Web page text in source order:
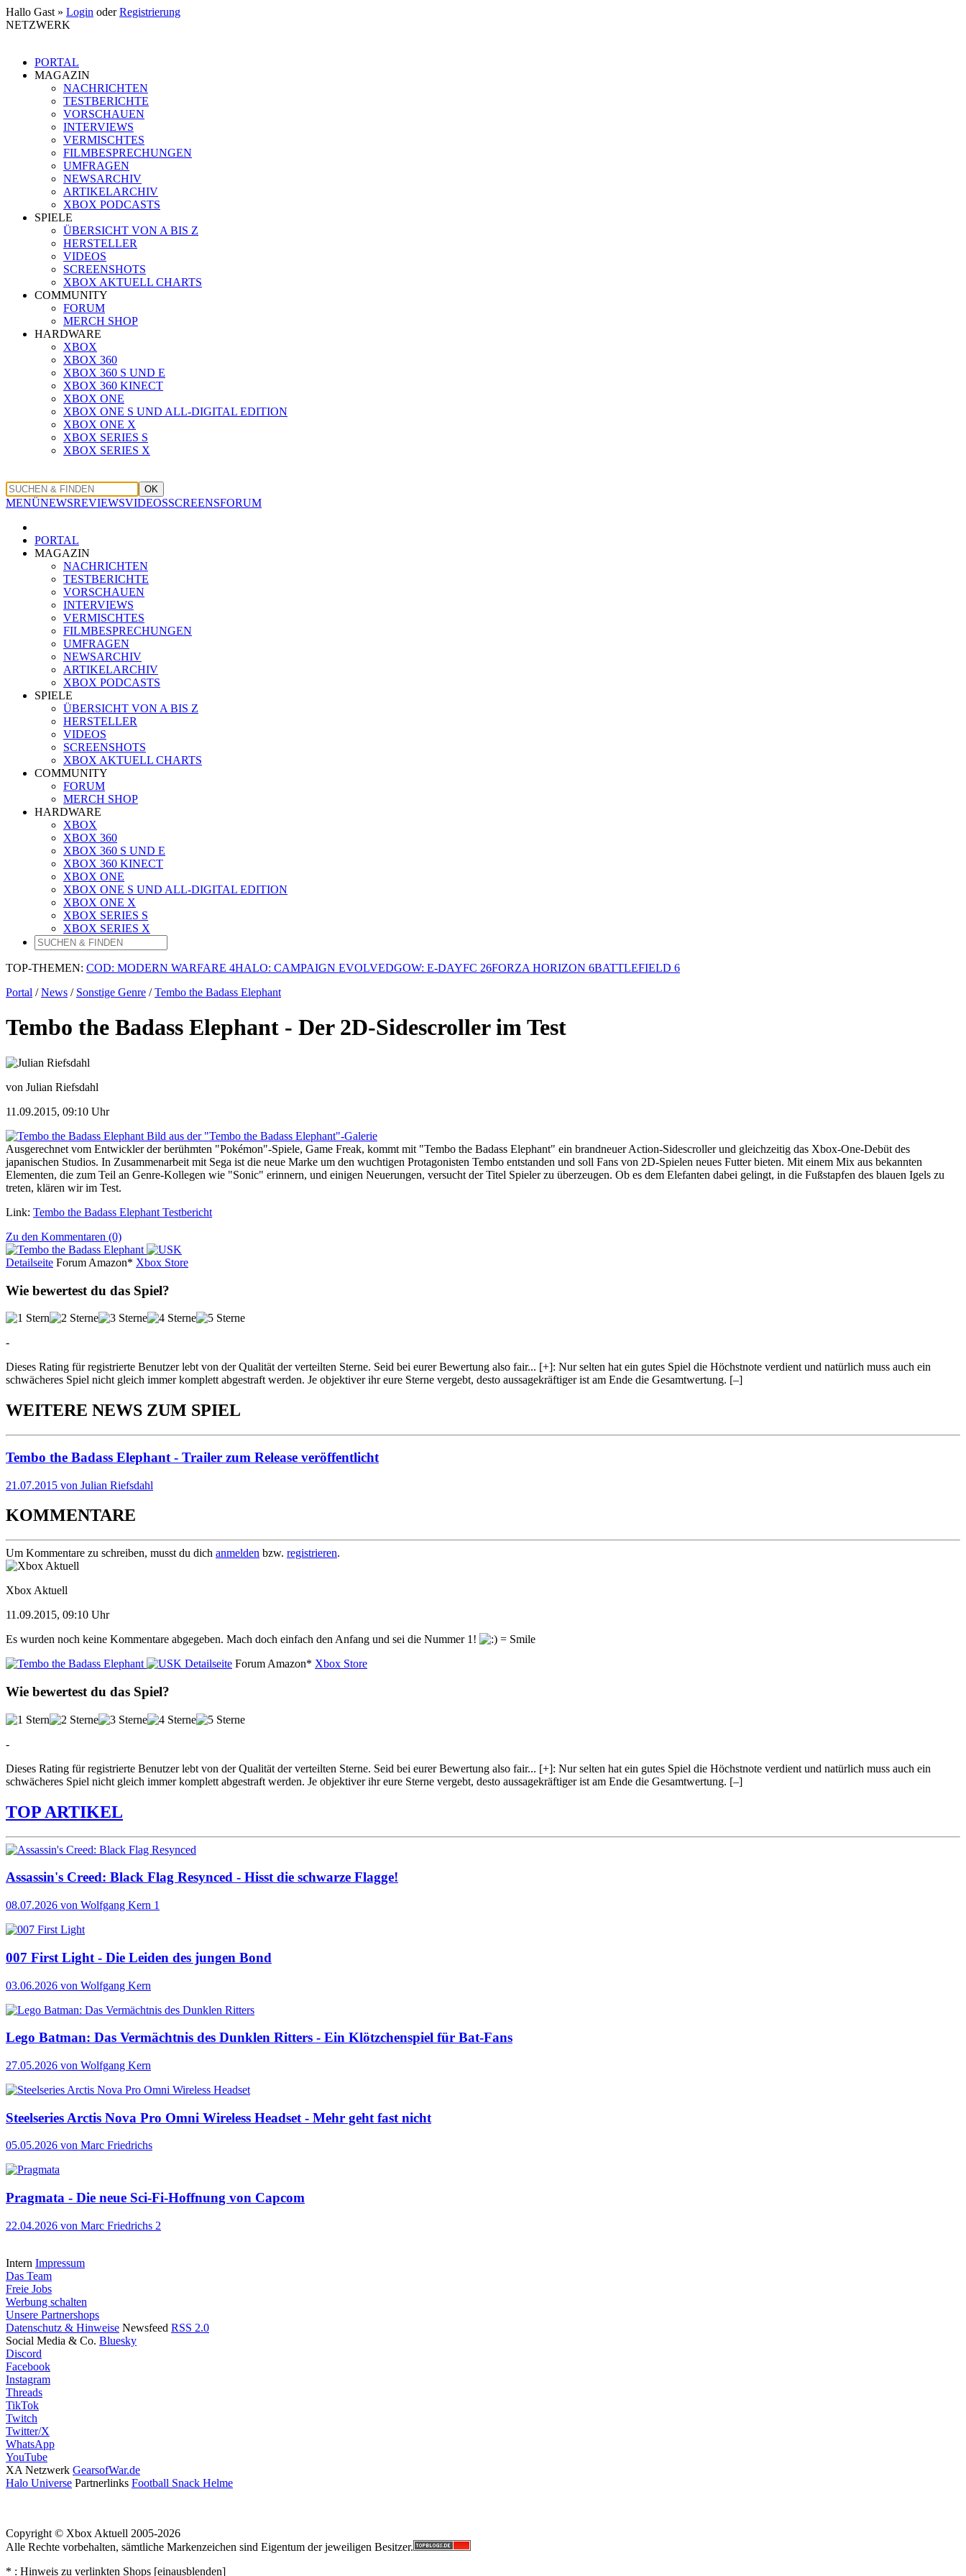
Hallo Gast » Login oderRegistrierung
NETZWERK
PORTAL
MAGAZIN
NACHRICHTEN
TESTBERICHTE
VORSCHAUEN
INTERVIEWS
VERMISCHTES
FILMBESPRECHUNGEN
UMFRAGEN
NEWSARCHIV
ARTIKELARCHIV
XBOX PODCASTS
SPIELE
ÜBERSICHT VON A BIS Z
HERSTELLER
VIDEOS
SCREENSHOTS
XBOX AKTUELL CHARTS
COMMUNITY
FORUM
MERCH SHOP
HARDWARE
XBOX
XBOX 360
XBOX 360 S UND E
XBOX 360 KINECT
XBOX ONE
XBOX ONE S UND ALL-DIGITAL EDITION
XBOX ONE X
XBOX SERIES S
XBOX SERIES X
OK
MENÜNEWSREVIEWSVIDEOSSCREENSFORUM
PORTAL
MAGAZIN
NACHRICHTEN
TESTBERICHTE
VORSCHAUEN
INTERVIEWS
VERMISCHTES
FILMBESPRECHUNGEN
UMFRAGEN
NEWSARCHIV
ARTIKELARCHIV
XBOX PODCASTS
SPIELE
ÜBERSICHT VON A BIS Z
HERSTELLER
VIDEOS
SCREENSHOTS
XBOX AKTUELL CHARTS
COMMUNITY
FORUM
MERCH SHOP
HARDWARE
XBOX
XBOX 360
XBOX 360 S UND E
XBOX 360 KINECT
XBOX ONE
XBOX ONE S UND ALL-DIGITAL EDITION
XBOX ONE X
XBOX SERIES S
XBOX SERIES X
TOP-THEMEN: COD: MODERN WARFARE 4HALO: CAMPAIGN EVOLVEDGOW: E-DAYFC 26FORZA HORIZON 6BATTLEFIELD 6
Portal /News / Sonstige Genre /Tembo the Badass Elephant
Tembo the Badass Elephant - Der 2D-Sidescroller im Test
von Julian Riefsdahl
11.09.2015, 09:10 Uhr
Bild aus der "Tembo the Badass Elephant"-Galerie
Ausgerechnet vom Entwickler der berühmten "Pokémon"-Spiele, Game Freak, kommt mit "Tembo the Badass Elephant" ein brandneuer Action-Sidescroller und gleichzeitig das Xbox-One-Debüt des
japanischen Studios. In Zusammenarbeit mit Sega ist die neue Marke um den wuchtigen Protagonisten Tembo entstanden und soll Fans von 2D-Spielen neues Futter bieten. Mit einem Mix aus bekannten
Elementen, die zum Teil an Genre-Kollegen wie "Sonic" erinnern, und einigen Neuerungen, versucht der Titel Spieler zu überzeugen. Ob es dem Elefanten dabei gelingt, in die Fußstapfen des blauen Igels zu
treten, klären wir im Test.
Link: Tembo the Badass Elephant Testbericht
Zu den Kommentaren (0)
Detailseite Forum Amazon* Xbox Store
Wie bewertest du das Spiel?
-
Dieses Rating für registrierte Benutzer lebt von der Qualität der verteilten Sterne. Seid bei eurer Bewertung also fair... [+]: Nur selten hat ein gutes Spiel die Höchstnote verdient und natürlich muss auch ein
schwächeres Spiel nicht gleich immer komplett abgestraft werden. Je objektiver ihr eure Sterne vergebt, desto aussagekräftiger ist am Ende die Gesamtwertung. [–]
WEITERE NEWS ZUM SPIEL
Tembo the Badass Elephant - Trailer zum Release veröffentlicht
21.07.2015 von Julian Riefsdahl
KOMMENTARE
Um Kommentare zu schreiben, musst du dich anmelden bzw. registrieren.
Xbox Aktuell
11.09.2015, 09:10 Uhr
Es wurden noch keine Kommentare abgegeben. Mach doch einfach den Anfang und sei die Nummer 1!
Detailseite Forum Amazon* Xbox Store
Wie bewertest du das Spiel?
-
Dieses Rating für registrierte Benutzer lebt von der Qualität der verteilten Sterne. Seid bei eurer Bewertung also fair... [+]: Nur selten hat ein gutes Spiel die Höchstnote verdient und natürlich muss auch ein
schwächeres Spiel nicht gleich immer komplett abgestraft werden. Je objektiver ihr eure Sterne vergebt, desto aussagekräftiger ist am Ende die Gesamtwertung. [–]
TOP ARTIKEL
Assassin's Creed: Black Flag Resynced - Hisst die schwarze Flagge!
08.07.2026 von Wolfgang Kern 1
007 First Light - Die Leiden des jungen Bond
03.06.2026 von Wolfgang Kern
Lego Batman: Das Vermächtnis des Dunklen Ritters - Ein Klötzchenspiel für Bat-Fans
27.05.2026 von Wolfgang Kern
Steelseries Arctis Nova Pro Omni Wireless Headset - Mehr geht fast nicht
05.05.2026 von Marc Friedrichs
Pragmata - Die neue Sci-Fi-Hoffnung von Capcom
22.04.2026 von Marc Friedrichs 2
Intern Impressum
Das Team
Freie Jobs
Werbung schalten
Unsere Partnershops
Datenschutz & Hinweise Newsfeed RSS 2.0
Social Media & Co. Bluesky
Discord
Facebook
Instagram
Threads
TikTok
Twitch
Twitter/X
WhatsApp
YouTube
XA Netzwerk GearsofWar.de
Halo Universe Partnerlinks Football Snack Helme
Copyright © Xbox Aktuell 2005-2026
Alle Rechte vorbehalten, sämtliche Markenzeichen sind Eigentum der jeweiligen Besitzer.
* : Hinweis zu verlinkten Shops [einausblenden]